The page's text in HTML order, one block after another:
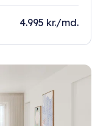
4.995 kr./md.